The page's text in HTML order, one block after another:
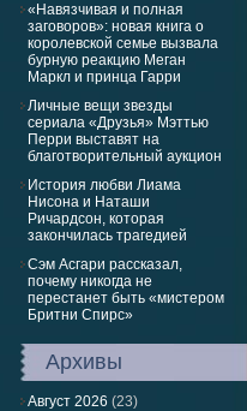
«Навязчивая и полная
заговоров»: новая книга о
королевской семье вызвала
бурную реакцию Меган
Маркл и принца Гарри
Личные вещи звезды
сериала «Друзья» Мэттью
Перри выставят на
благотворительный аукцион
История любви Лиама
Нисона и Наташи
Ричардсон, которая
закончилась трагедией
Сэм Асгари рассказал,
почему никогда не
перестанет быть «мистером
Бритни Спирс»
Архивы
Август 2026 (23)